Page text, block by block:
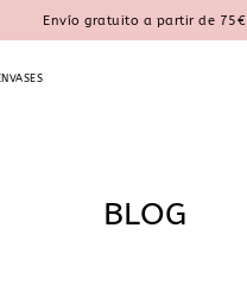
Envío gratuito a partir de 75€
BLOG